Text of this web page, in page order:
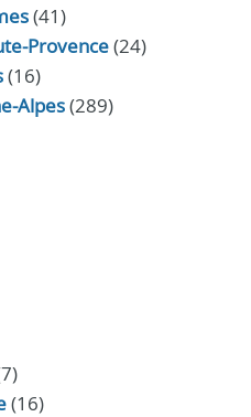
(41)
Provence(24)
(16)
Alpes(289)
(16)